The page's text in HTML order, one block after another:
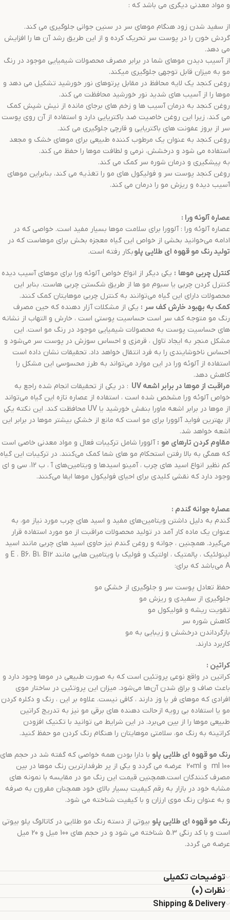
و مواد معدنی دیگری می باشد که :
از سفید شدن زود هنگام موهای سر در سنین جوانی جلوگیری می کند.
گردش خون را در پوست سر تحریک کرده و از این طریق رشد آن ها را افزایش
می دهد.
از آسیب دیدن موهای شما در برابر مصرف محصولات شیمیایی موجود در رنگ
مو به میزان قابل توجهی جلوگیری میکند.
روغن کنجد یک لایه محافظ در مقابل پرتوهای نور خورشید تشکیل می دهد و
موها را از آسیب های شدید نور خورشید محافظت می کند.
روغن کنجد به درمان آسیب ها و زخم های برجای مانده از نیش شپش کمک
می کند، زیرا این روغن خاصیت ضد باکتریایی دارد و استفاده از آن روی پوست
سر از بروز عفونت های باکتریایی و قارچی جلوگیری می کند.
روغن کنجد به عنوان یک مرطوب کننده طبیعی برای موهای خشک و مجعد
استفاده می شود و درخشش، نرمی و لطافت موها را حفظ می کند.
به پیشگیری و درمان شوره سر کمک می کند.
روغن کنجد پوست سر و فولیکول های مو را تغذیه می کند، بنابراین موهای
آسیب دیده و ریزش مو را درمان می کند.
عصاره آلوئه ورا :
عصاره آلوئه ورا : آلوورا برای سلامت موها بسیار مفید است. خواصی که در
ادامه می‌خوانید بخشی از خواص این گیاه معجزه بخش برای موهاست که در
تولید رنگ مو قهوه ای طلایی پلوبکار رفته است.
کنترل چربی موها : یکی دیگر از انواع خواص آلوئه ورا برای موهای آسیب دیده
کنترل کردن چربی یا سبوم مو ها از طریق شکستن چربی هاست. بنابر این
محصولات دارای این گیاه می‌توانند به کنترل چربی موهایتان کمک کنند.
کمک به بهبود خارش کف سر : یکی از مشکلات آزار دهنده که حین مصرف
رنگ مو متوجه کف سر است حساسیت پوستی است ، خارش و التهاب از نشانه
های حساسیت پوست به محصولات شیمیایی موجود در رنگ مو است. این
مشکل منجر به ایجاد تاول ، قرمزی و احساس سوزش در پوست سر می‌شود و
احساس ناخوشایندی را به فرد انتقال خواهد داد. تحقیقات نشان داده است
استفاده از آلوئه ورا در این موارد می‌تواند به طرز محسوسی این مشکل را
کاهش دهد.
مراقبت از موها در برابر اشعه UV : در یکی از تحقیقات انجام شده راجع به
خواص آلوئه ورا مشخص شده است ، استفاده از عصاره تازه این گیاه می‌تواند
از موها در برابر اشعه ماورا بنفش خورشید یا UV محافظت کند. این نکته یکی
از بهترین فواید آلوورا برای مو است که مانع از خشکی بیشتر موها در برابر این
اشعه خواهد شد.
مقاوم کردن تارهای مو : آلوورا شامل ترکیبات فعال و مواد معدنی خاصی است
که همگی به بالا رفتن استحکام مو های شما کمک می‌کنند. در ترکیبات این گیاه
کم نظیر انواع اسید های چرب ، آمینو اسیدها و ویتامین‌های آ ، ب 12، سی و ای
وجود دارد که نقشی کلیدی برای احیای فولیکول موها ایفا می‌کنند.
عصاره جوانه گندم :
گندم به دلیل داشتن ویتامین‌های مفید و اسید های چرب مورد نیاز مو، به
عنوان یک ماده کار آمد در تولید محصولات مراقبت از مو مورد استفاده قرار
می‌گیرد. همچنین ، جوانه و روغن گندم نیز حاوی اسید های چربی مانند اسید
لینولئیک ، پالمتیک ، اولتیک و فولیک با ویتامین هایی مانند E ، B6، B1، B12 و
A می‌باشد که برای:
حفظ تعادل پوست سر و جلوگیری از خشکی مو
جلوگیری از سفیدی و ریزش مو
تقویت ریشه و فولیکول مو
کاهش شوره سر
بازگرداندن درخشش و زیبایی به مو
کاربرد دارند.
کراتین :
کراتین در واقع نوعی پروتئین است که به صورت طبیعی در موها وجود دارد و
باعث صاف و براق شدن آن‌ها می‌شود. میزان این پروتئین در ساختار موی
افرادی که موهای فر یا وز دارند ، کافی نیست. علاوه بر این ، رنگ و دکلره کردن
مو یا استفاده بی رویه از حالت دهنده های برقی مو نیز به تدریج کراتین
طبیعی موها را از بین می‌برد. در این شرایط می توانید با تکنیک افزودن
کراتینه به رنگ مو، سلامتی موهایتان را هنگام رنگ کردن مو حفظ کنید.
رنگ مو قهوه ای طلایی پلو با دارا بودن همه خواصی که گفته شد در حجم های
100 ml و 20ml عرضه می گردد و یکی از پر طرفدارترین رنگ موها در بین
مصرف کنندگان است.همچنین قیمت این رنگ مو در مقایسه با نمونه های
مشابه خود در بازار به رقم کیفیت بسیار بالای خود همچنان مقرون به صرفه
و به عنوان رنگ موی ارزان و با کیفیت شناخته می شود.
رنگ مو قهوه ای طلایی پلو بیوتی از دسته رنگ مو طلایی در کاتالوگ پلو بیوتی
است و با کد رنگی 5.3 شناخته می شود و در حجم های 100 میل و 20 میل
عرضه می گردد.
توضیحات تکمیلی
نظرات (0)
Shipping & Delivery